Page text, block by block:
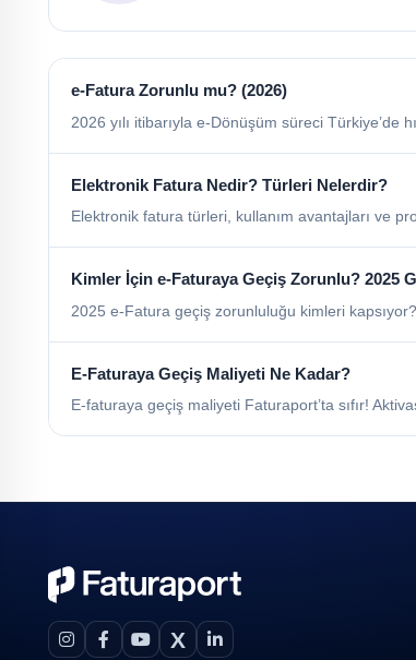
e-Fatura Zorunlu mu? (2026)
2026 yılı itibarıyla e-Dönüşüm süreci
Elektronik Fatura Nedir? Türleri Nelerdir?
Elektronik fatura türleri, kullanım avantajları ve
Kimler İçin e-Faturaya Geçiş Zorunlu? 2025
2025 e-Fatura geçiş zorunluluğu kimleri
E-Faturaya Geçiş Maliyeti Ne Kadar?
E-faturaya geçiş maliyeti Faturaport’ta sıfır!
X